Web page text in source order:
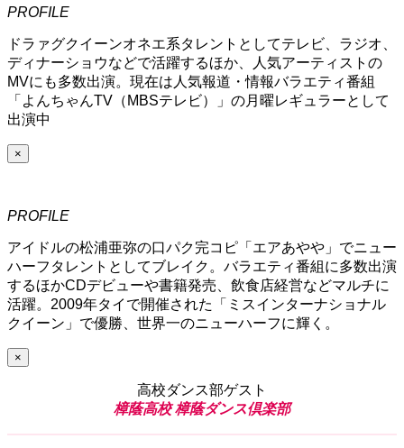
PROFILE
ドラァグクイーンオネエ系タレントとしてテレビ、ラジオ、
ディナーショウなどで活躍するほか、人気アーティストの
MVにも多数出演。現在は人気報道・情報バラエティ番組
「よんちゃんTV（MBSテレビ）」の月曜レギュラーとして
出演中
×
PROFILE
アイドルの松浦亜弥の口パク完コピ「エアあやや」でニュー
ハーフタレントとしてブレイク。バラエティ番組に多数出演
するほかCDデビューや書籍発売、飲食店経営などマルチに
活躍。2009年タイで開催された「ミスインターナショナル
クイーン」で優勝、世界一のニューハーフに輝く。
×
高校ダンス部ゲスト
樟蔭高校 樟蔭ダンス倶楽部